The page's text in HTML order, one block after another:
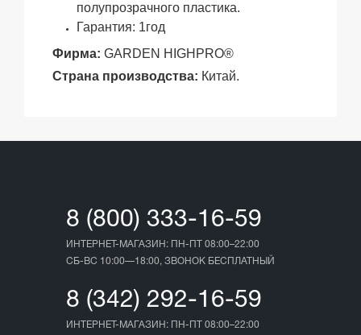
полупрозрачного пластика.
Гарантия: 1год
Фирма: GARDEN HIGHPRO®
Страна производства: Китай.
8 (800) 333-16-59
ИНТЕРНЕТ-МАГАЗИН: ПН-ПТ 08:00–22:00
СБ-ВС 10:00—18:00, ЗВОНОК БЕСПЛАТНЫЙ
8 (342) 292-16-59
ИНТЕРНЕТ-МАГАЗИН: ПН-ПТ 08:00–22:00